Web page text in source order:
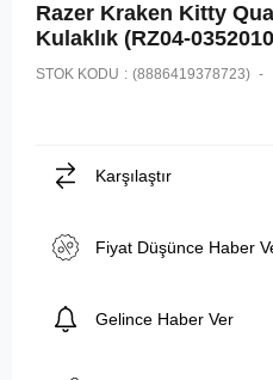
Razer Kraken Kitty
Kulaklık (RZ04-
STOK KODU (8886419378723)
Karşılaştır
Fiyat Düşünce Haber
Gelince Haber Ver